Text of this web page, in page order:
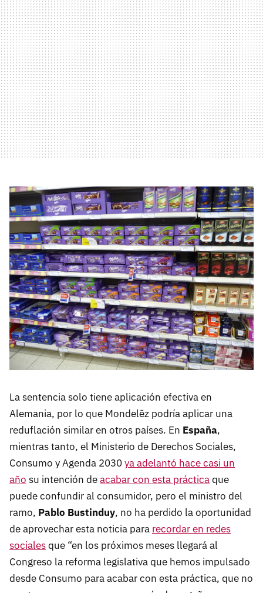
La sentencia solo tiene aplicación efectiva en
Alemania, por lo que Mondelēz podría aplicar una
reduflación similar en otros países. En España,
mientras tanto, el Ministerio de Derechos Sociales,
Consumo y Agenda 2030ya adelantó hace casi un
año su intención deacabar con esta prácticaque
puede confundir al consumidor, pero el ministro del
ramo, Pablo Bustinduy, no ha perdido la oportunidad
de aprovechar esta noticia para recordar en redes
socialesque “en los próximos meses llegará al
Congreso la reforma legislativa que hemos impulsado
desde Consumo para acabar con esta práctica, que no